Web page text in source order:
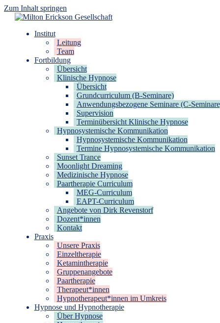
Zum Inhalt springen
Milton Erickson Gesellschaft
für klinische Hypnose – Regionalstelle Tübingen
Institut
Leitung
Team
Fortbildung
Übersicht
Klinische Hypnose
Übersicht
Grundcurriculum (B-Seminare)
Anwendungsbezogene Seminare (C-
Supervision
Terminübersicht Klinische Hypnose
Hypnosystemische Kommunikation
Hypnosystemische Kommunikation
Termine Hypnosystemische Kommunikation
Sunset Trance
Moonlight Dreaming
Medizinische Hypnose
Paartherapie Curriculum
MEG-Curriculum
EAPT-Curriculum
Angebote von Dirk Revenstorf
Dozent*innen
Kontakt
Praxis
Unsere Praxis
Einzeltherapie
Ketamintherapie
Gruppenangebote
Paartherapie
Therapeut*innen
Hypnotherapeut*innen im Umkreis
Hypnose und Hypnotherapie
Über Hypnose